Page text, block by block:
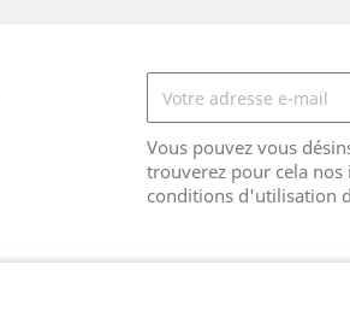
Vous pouvez vous
trouverez pour cela
conditions d'utilisation